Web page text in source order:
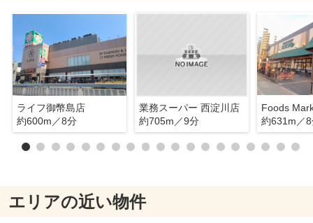
ライフ御幣島店
約600m／8分
業務スーパー 西淀川店
約705m／9分
約631m／
エリアの近い物件